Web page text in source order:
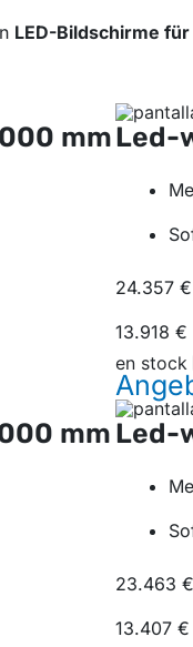
LED-Bildschirme
mmLed-
24.357 €
13.918 €
en stock
mm Led-
23.463 €
13.407 €